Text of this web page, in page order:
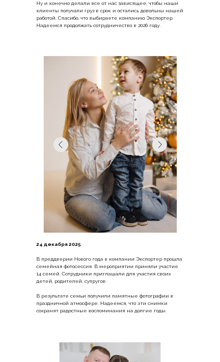
Ну и конечно делали все от нас зависящее, чтобы наши
клиенты получали груз в срок и остались довольны нашей
работой. Спасибо, что выбираете компанию Экспортер.
Надеемся продолжать сотрудничество в 2026 году.
24 декабря 2025
В преддверии Нового года в компании Экспортер прошла
семейная фотосессия. В мероприятии приняли участие
14 семей. Сотрудники приглашали для участия своих
детей, родителей, супругов.
В результате семьи получили памятные фотографии в
праздничной атмосфере. Надеемся, что эти снимки
сохранят радостные воспоминания на долгие годы.